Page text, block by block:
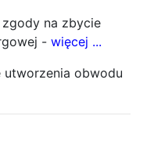
zgody na zbycie
- więcej ...
utworzenia obwodu